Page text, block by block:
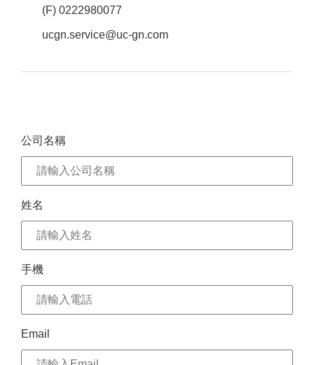
(F) 0222980077
ucgn.service@uc-gn.com
公司名稱
姓名
手機
Email